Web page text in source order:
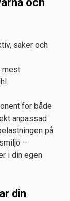
säker och
mest
för både
anpassad
på
–
i din egen
din